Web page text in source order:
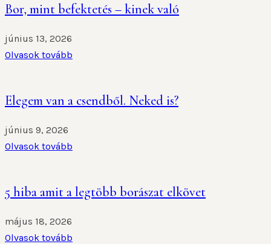
Bor, mint befektetés – kinek való
június 13, 2026
Olvasok tovább
Elegem van a csendből. Neked is?
június 9, 2026
Olvasok tovább
5 hiba amit a legtöbb borászat elkövet
május 18, 2026
Olvasok tovább